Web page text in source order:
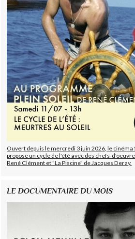
Ouvert depuis le mercredi 3 juin 2026, le cinéma
propose un cycle de l'été avec des chefs-
René Clément et "La Piscine" de Jacques Deray.
LE DOCUMENTAIRE DU MOIS